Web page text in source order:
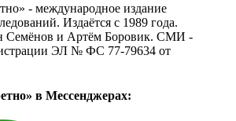
- международное издание
Издаётся с 1989 года.
Семёнов и Артём Боровик. CМИ -
ЭЛ № ФС 77-79634 от
в Мессенджерах: